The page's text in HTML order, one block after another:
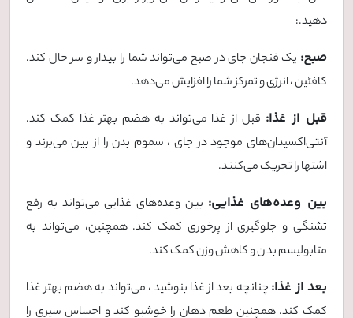
دهید.:
صبح: یک فنجان جای در صبح می‌تواند شما را بیدار و سر حال کند.
کافئین ، انرژی و تمرکز شما را افزایش می‌دهد.
قبل از غذا: قبل از غذا می‌تواند به هضم بهتر غذا کمک کند.
آنتی‌اکسیدان‌های موجود در جای ، سموم بدن را از بین می‌برند و
اشتها را تحریک می‌کنند.
بین وعده‌های غذایی: بین وعده‌های غذایی می‌تواند به رفع
تشنگی و جلوگیری از پرخوری کمک کند. همچنین، می‌تواند به
متابولیسم بد ن و کاهش وزن کمک کند.
بعد از غذا: چنانچه بعد از غذا بنوشید ، می‌تواند به هضم بهتر غذا
کمک کند. همچنین طعم دهان را خوشبو کند و احساس سیری را